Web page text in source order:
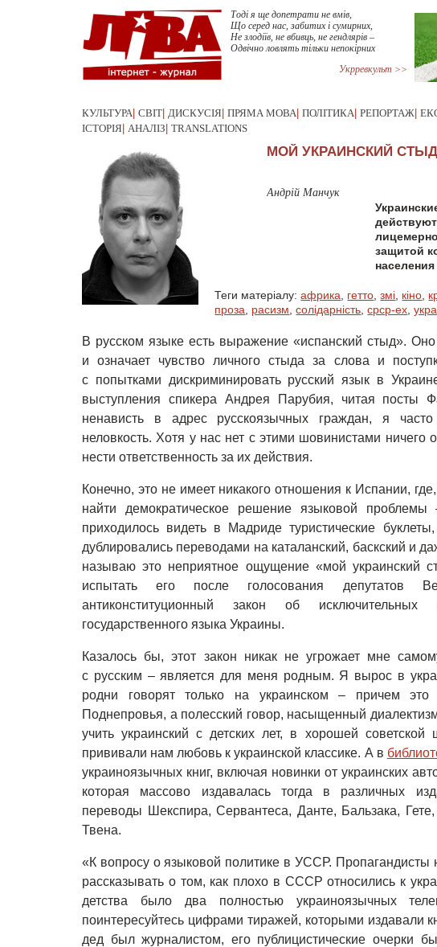
Тоді я ще допетрати не вмів,
Що серед нас, забитих і сумирних,
Не злодіїв, не вбивць, не гендлярів –
Одвічно ловлять тільки непокірних
Укрревкульт >>
КУЛЬТУРА СВІТ ДИСКУСІЯ ПРЯМА МОВА ПОЛІТИКА РЕПОРТАЖ
ІСТОРІЯ АНАЛІЗ TRANSLATIONS
МОЙ УКРАИНСКИЙ СТЫД
Андрій Манчук
защитой
населения
Теги матеріалу:африка гетто ,змі кіно
проза
расизм ,солідарність ,срср-ex ,
В русском языке есть выражение «испанский стыд».
и означает чувство личного стыда за слова и
с попытками дискриминировать русский язык в
выступления спикера Андрея Парубия, читая посты
ненависть в адрес русскоязычных граждан, я
неловкость. Хотя у нас нет с этими шовинистами ничего
нести ответственность за их действия.
Конечно, это не имеет никакого отношения к Испании,
найти демократическое решение языковой
приходилось видеть в Мадриде туристические
дублировались переводами на каталанский, баскский и
называю это неприятное ощущение «мой украинский
испытать его после голосования депутатов
антиконституционный закон об
государственного языка Украины.
Казалось бы, этот закон никак не угрожает мне
с русским – является для меня родным. Я вырос в
родни говорят только на украинском – причем
Поднепровья, а полесский говор, насыщенный
учить украинский с детских лет, в хорошей советской
прививали нам любовь к украинской классике. А в
украиноязычных книг, включая новинки от украинских
которая массово издавалась тогда в различных
переводы Шекспира, Сервантеса, Данте, Бальзака,
Твена.
«К вопросу о языковой политике в УССР.
рассказывать о том, как плохо в СССР относились к
детства было два полностью украиноязычных
поинтересуйтесь цифрами тиражей, которыми издавали
дед был журналистом, его публицистические очерки